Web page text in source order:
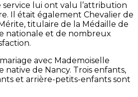
service lui ont valu l’attribution
Il était également Chevalier de
titulaire de la Médaille de
nationale et de nombreux
avec Mademoiselle
native de Nancy. Trois enfants,
et arrière-petits-enfants sont